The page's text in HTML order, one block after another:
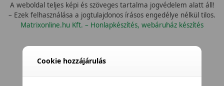
A weboldal teljes képi és szöveges tartalma jogvédelem alatt áll!
– Ezek felhasználása a jogtulajdonos írásos engedélye nélkül tilos.
Matrixonline.hu Kft. – Honlapkészítés, webáruház készítés
Cookie hozzájárulás